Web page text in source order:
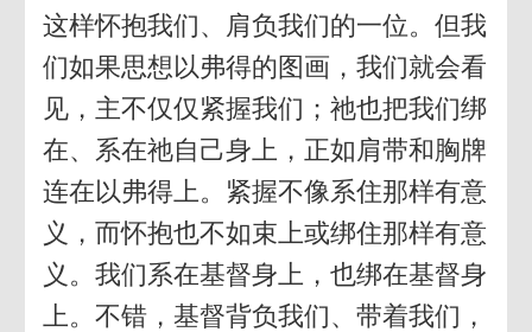
这样怀抱我们、肩负我们的一位。但我
们如果思想以弗得的图画，我们就会看
见，主不仅仅紧握我们；祂也把我们绑
在、系在祂自己身上，正如肩带和胸牌
连在以弗得上。紧握不像系住那样有意
义，而怀抱也不如束上或绑住那样有意
义。我们系在基督身上，也绑在基督身
上。不错，基督背负我们、带着我们，